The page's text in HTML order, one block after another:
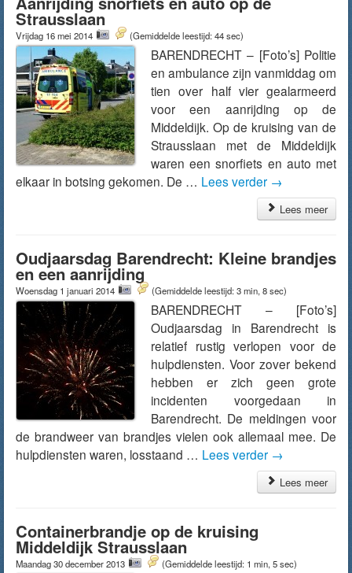
Strausslaan
Vrijdag 16 mei 2014 (Gemiddelde leestijd: 44 sec)
BARENDRECHT – [Foto’s] Politie
en ambulance zijn vanmiddag om
tien over half vier gealarmeerd
voor een aanrijding op de
Middeldijk. Op de kruising van de
Strausslaan met de Middeldijk
waren een snorfiets en auto met
elkaar in botsing gekomen. De … Lees verder →
Lees meer
Oudjaarsdag Barendrecht: Kleine brandjes
en een aanrijding
Woensdag 1 januari 2014 (Gemiddelde leestijd: 3 min, 8 sec)
BARENDRECHT – [Foto’s]
Oudjaarsdag in Barendrecht is
relatief rustig verlopen voor de
hulpdiensten. Voor zover bekend
hebben er zich geen grote
incidenten voorgedaan in
Barendrecht. De meldingen voor
de brandweer van brandjes vielen ook allemaal mee. De
hulpdiensten waren, losstaand … Lees verder →
Lees meer
Containerbrandje op de kruising
Middeldijk Strausslaan
Maandag 30 december 2013 (Gemiddelde leestijd: 1 min, 5 sec)